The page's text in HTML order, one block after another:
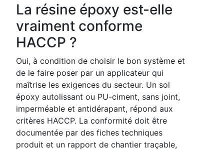
La résine époxy est-elle
vraiment conforme
HACCP ?
Oui, à condition de choisir le bon système et
de le faire poser par un applicateur qui
maîtrise les exigences du secteur. Un sol
époxy autolissant ou PU-ciment, sans joint,
imperméable et antidérapant, répond aux
critères HACCP. La conformité doit être
documentée par des fiches techniques
produit et un rapport de chantier traçable,